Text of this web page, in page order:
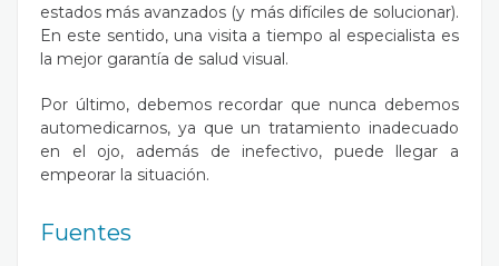
estados más avanzados (y más difíciles de solucionar).
En este sentido, una visita a tiempo al especialista es
la mejor garantía de salud visual.
Por último, debemos recordar que nunca debemos
automedicarnos, ya que un tratamiento inadecuado
en el ojo, además de inefectivo, puede llegar a
empeorar la situación.
Fuentes